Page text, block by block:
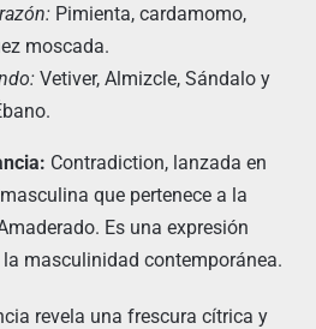
Pimienta, cardamomo,
moscada.
Vetiver, Almizcle, Sándalo y
Contradiction, lanzada en
que pertenece a la
Es una expresión
masculinidad contemporánea.
revela una frescura cítrica y